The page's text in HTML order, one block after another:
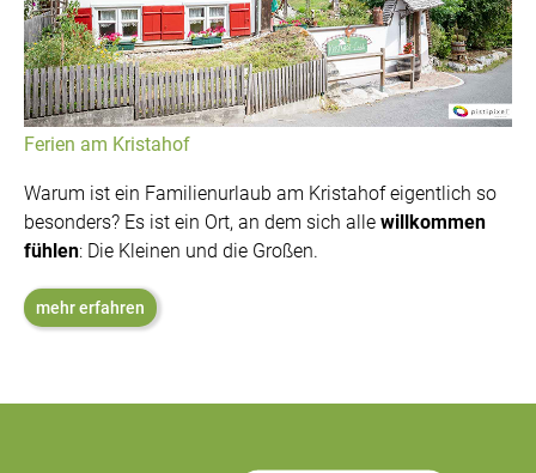
Ferien am Kristahof
Warum ist ein Familienurlaub am Kristahof eigentlich so
besonders? Es ist ein Ort, an dem sich alle willkommen
fühlen: Die Kleinen und die Großen.
mehr erfahren